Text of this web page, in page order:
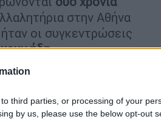
third parties, or processing of your
by us, please use the below opt-out
στην Αθήνα
οι συγκεντρώσεις
ήδη